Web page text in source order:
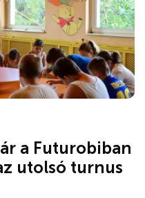
a Futurobiban
utolsó turnus